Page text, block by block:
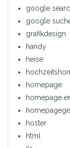
google
google
grafikdesign
handy
heise
homepage
homepage
hoster
html